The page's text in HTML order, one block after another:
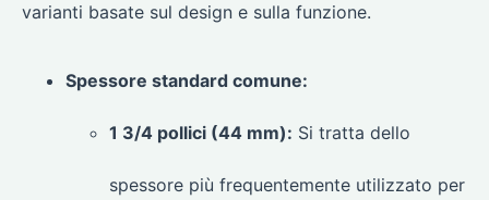
varianti basate sul design e sulla funzione.
Spessore standard comune:
1 3/4 pollici (44 mm): Si tratta dello
spessore più frequentemente utilizzato per